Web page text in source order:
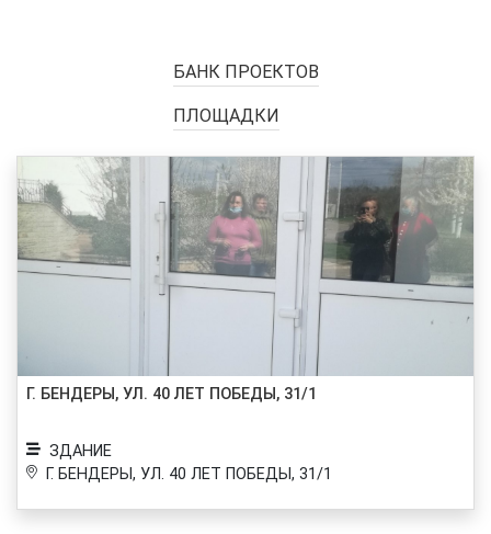
БАНК ПРОЕКТОВ
ПЛОЩАДКИ
Г. БЕНДЕРЫ, УЛ. 40 ЛЕТ ПОБЕДЫ, 31/1
ЗДАНИЕ
Г. БЕНДЕРЫ, УЛ. 40 ЛЕТ ПОБЕДЫ, 31/1